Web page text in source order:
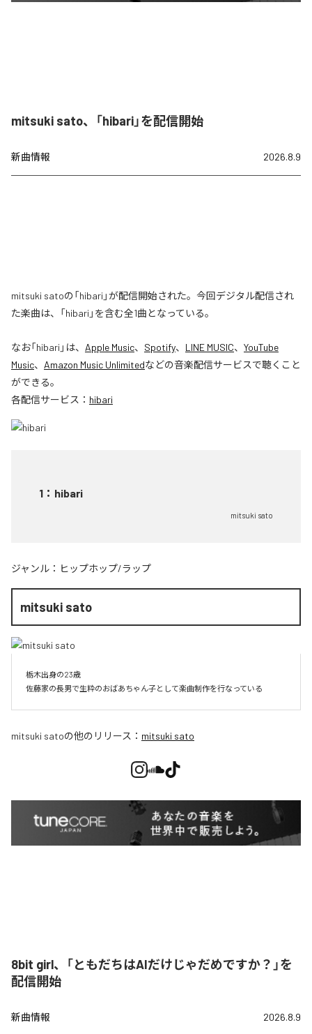
mitsuki sato、「hibari」を配信開始
新曲情報 2026.8.9
mitsuki satoの「hibari」が配信開始された。今回デジタル配信され
た楽曲は、「hibari」を含む全1曲となっている。
なお「hibari 」は、 Apple Music、 Spotify、 LINE MUSIC、 YouTube
Music、 Amazon Music Unlimitedなどの音楽配信サービスで聴くこと
ができる。
各配信サービス： hibari
1 ： hibari
mitsuki sato
ジャンル： ヒップホップ/ラップ
mitsuki sato
栃木出身の23歳
佐藤家の長男で生粋のおばあちゃん子として楽曲制作を行なっている
mitsuki satoの他のリリース： mitsuki sato
8bit girl、「ともだちはAIだけじゃだめですか？」を
配信開始
新曲情報 2026.8.9